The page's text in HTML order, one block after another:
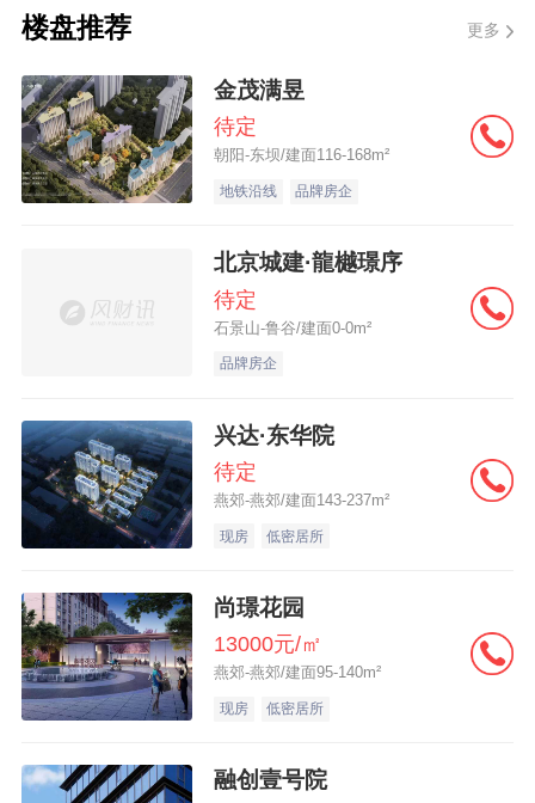
园将成为业主的日常。
作为广州新中轴线南延“最后一公里”的战略节
点，沥滘片区不仅是海珠区规模最大的旧改
项目，也是占据了资源优势 的项目南向望
江，北依海珠湿地公园，享有主城独一无二
的“江 湖”双景资源。
随着合生海珠新城这一名字的焕新，新中轴
线南段建设恢复了速度，沥滘片区也恢复了
从旧村形态向现代化产城融合示范区的转
型。从握手楼到电梯房，从村巷到公园，从
图纸到现房，一座大城的生长答案正在徐徐
展开。这里，值得期待。
楼盘推荐 更多
金茂满昱
待定
朝阳-东坝/建面116-168m²
地铁沿线 品牌房企
北京城建·龍樾璟序
待定
石景山-鲁谷/建面0-0m²
品牌房企
兴达·东华院
待定
燕郊-燕郊/建面143-237m²
现房 低密居所
尚璟花园
13000元/㎡
燕郊-燕郊/建面95-140m²
现房 低密居所
融创壹号院